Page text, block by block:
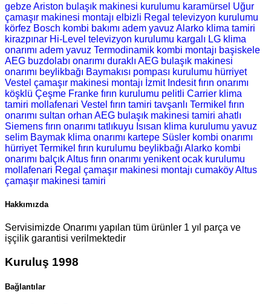
gebze Ariston bulaşık makinesi kurulumu karamürsel Uğur
çamaşır makinesi montajı elbizli Regal televizyon kurulumu
körfez Bosch kombi bakımı adem yavuz Alarko klima tamiri
kirazpınar Hi-Level televizyon kurulumu kargalı LG klima
onarımı adem yavuz Termodinamik kombi montajı başiskele
AEG buzdolabı onarımı duraklı AEG bulaşık makinesi
onarımı beylikbağı Baymakısı pompası kurulumu hürriyet
Vestel çamaşır makinesi montajı İzmit Indesit fırın onarımı
köşklü Çeşme Franke fırın kurulumu pelitli Carrier klima
tamiri mollafenari Vestel fırın tamiri tavşanlı Termikel fırın
onarımı sultan orhan AEG bulaşık makinesi tamiri ahatlı
Siemens fırın onarımı tatlıkuyu Isısan klima kurulumu yavuz
selim Baymak klima onarımı kartepe Süsler kombi onarımı
hürriyet Termikel fırın kurulumu beylikbağı Alarko kombi
onarımı balçık Altus fırın onarımı yenikent ocak kurulumu
mollafenari Regal çamaşır makinesi montajı cumaköy Altus
çamaşır makinesi tamiri
Hakkımızda
Servisimizde Onarımı yapılan tüm ürünler 1 yıl parça ve
işçilik garantisi verilmektedir
Kuruluş 1998
Bağlantılar